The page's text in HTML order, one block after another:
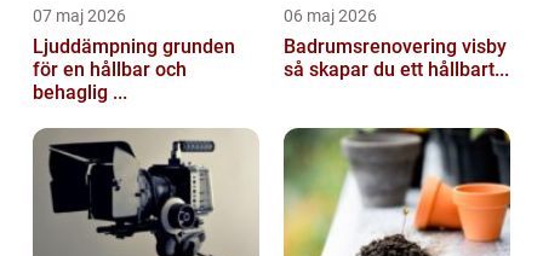
07 maj 2026
Ljuddämpning grunden
för en hållbar och
behaglig ...
06 maj 2026
Badrumsrenovering visby
så skapar du ett hållbart...